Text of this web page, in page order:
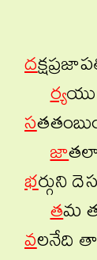
ద
ర్య
స
జా
భర్గుని
తమ
వలనేది తా